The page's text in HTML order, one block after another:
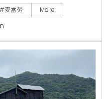
應援鑰匙圈。
#麥當勞 More